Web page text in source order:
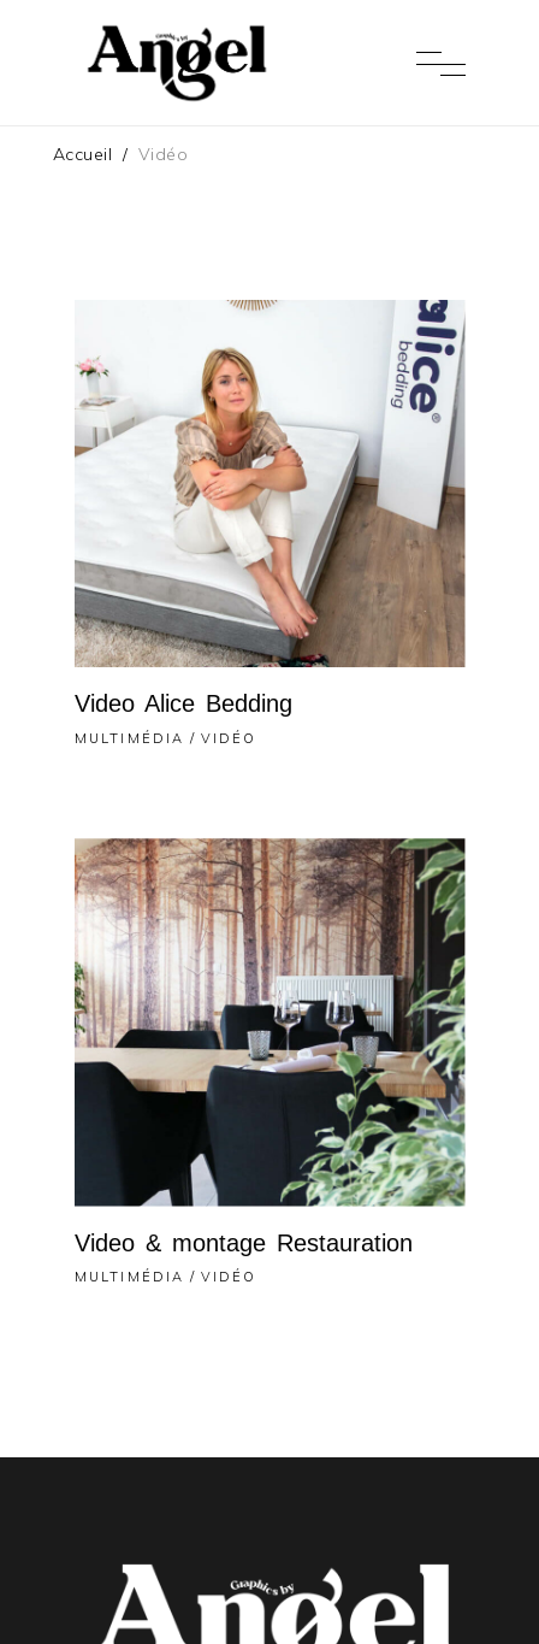
Accueil /Vidéo
Video Alice Bedding
MULTIMÉDIA VIDÉO
Video & montage Restauration
MULTIMÉDIA VIDÉO